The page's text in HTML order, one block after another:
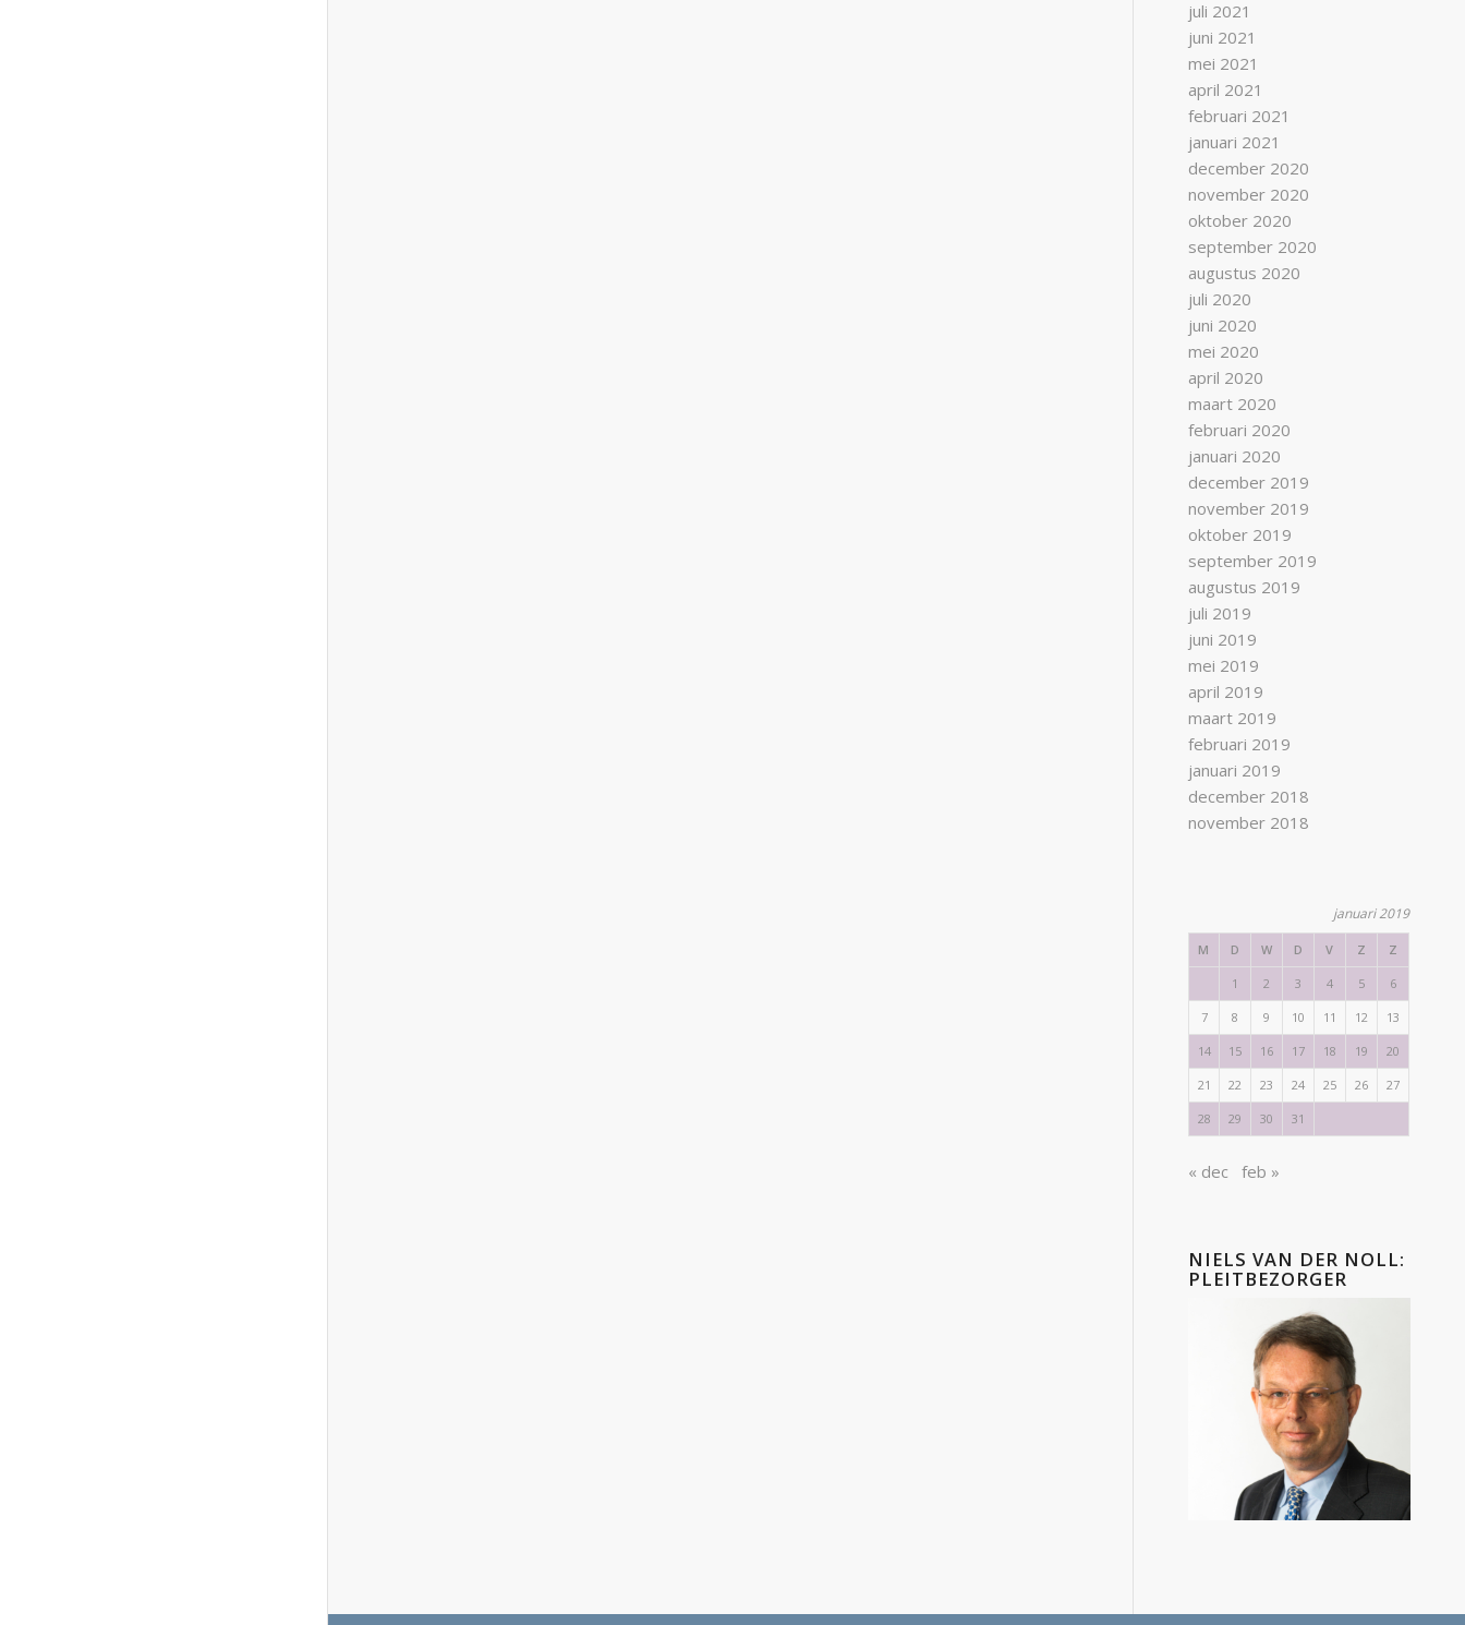
juli 2021
juni 2021
mei 2021
april 2021
februari 2021
januari 2021
december 2020
november 2020
oktober 2020
september 2020
augustus 2020
juli 2020
juni 2020
mei 2020
april 2020
maart 2020
februari 2020
januari 2020
december 2019
november 2019
oktober 2019
september 2019
augustus 2019
juli 2019
juni 2019
mei 2019
april 2019
maart 2019
februari 2019
januari 2019
december 2018
november 2018
januari 2019
M D W D V Z Z
1 2 3 4 5 6
7 8 9 10 11 12 13
14 15 16 17 18 19 20
21 22 23 24 25 26 27
28 29 30 31
« dec feb »
NIELS VAN DER NOLL:
PLEITBEZORGER